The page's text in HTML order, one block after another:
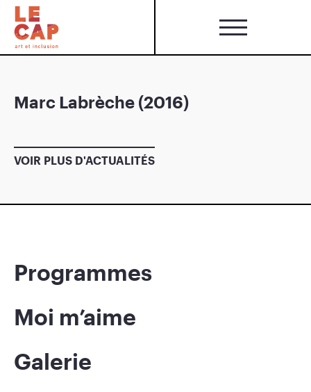
Marc Labrèche (2016)
VOIR PLUS D'ACTUALITÉS
Programmes
Moi m’aime
Galerie